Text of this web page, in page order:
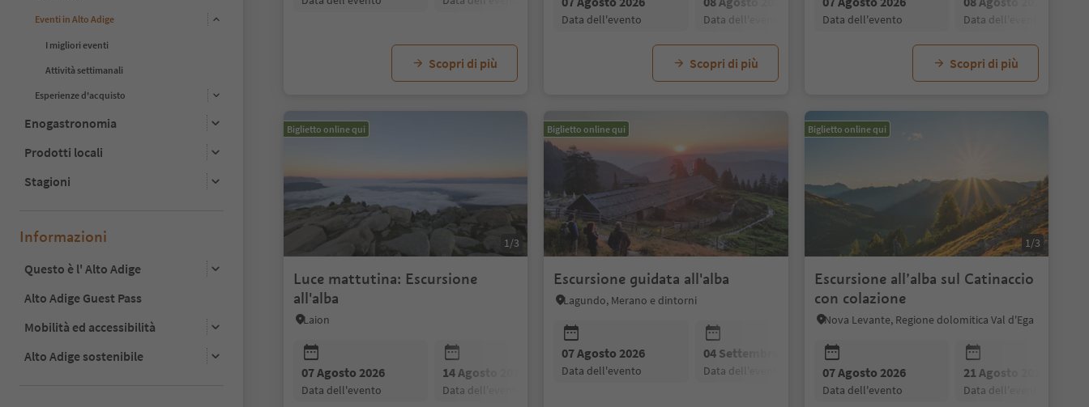
Eventi in Alto Adige
I migliori eventi
Attività settimanali
Esperienze d'acquisto
Enogastronomia
Prodotti locali
Stagioni
Informazioni
Questo è l' Alto Adige
Alto Adige Guest Pass
Mobilità ed accessibilità
Alto Adige sostenibile
Scopri di più
data dell'evento data dell'evento data dell'evento data dell'evento
Scopri di più
data dell'evento data dell'evento
Scopri di più
Biglietto online qui
1/3
Luce mattutina: Escursione
all'alba
Laion
07 Agosto 2026
data dell'evento
14 Agosto 2026
data dell'evento
21 Agosto 2026
Biglietto online qui
Escursione guidata all'alba
Lagundo, Merano e dintorni
07 Agosto 2026
data dell'evento
04 Settembre 2026
data dell'evento data dell'evento data dell'evento
Biglietto online qui
1/3
Escursione all’alba sul Catinaccio
con colazione
Nova Levante, Regione dolomitica Val d'Ega
07 Agosto 2026
data dell'evento
21 Agosto 2026
data dell'evento